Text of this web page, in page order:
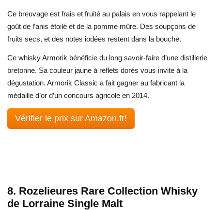
Ce breuvage est frais et fruité au palais en vous rappelant le
goût de l’anis étoilé et de la pomme mûre. Des soupçons de
fruits secs, et des notes iodées restent dans la bouche.
Ce whisky Armorik bénéficie du long savoir-faire d’une distillerie
bretonne. Sa couleur jaune à reflets dorés vous invite à la
dégustation. Armorik Classic a fait gagner au fabricant la
médaille d’or d’un concours agricole en 2014.
Vérifier le prix sur Amazon.fr!
8. Rozelieures Rare Collection Whisky
de Lorraine Single Malt